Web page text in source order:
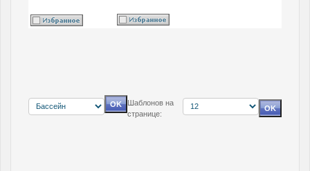
Шаблонов на
странице: